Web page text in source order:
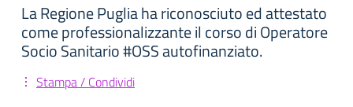
La Regione Puglia ha riconosciuto ed attestato
come professionalizzante il corso di Operatore
Socio Sanitario #OSS autofinanziato.
Stampa / Condividi